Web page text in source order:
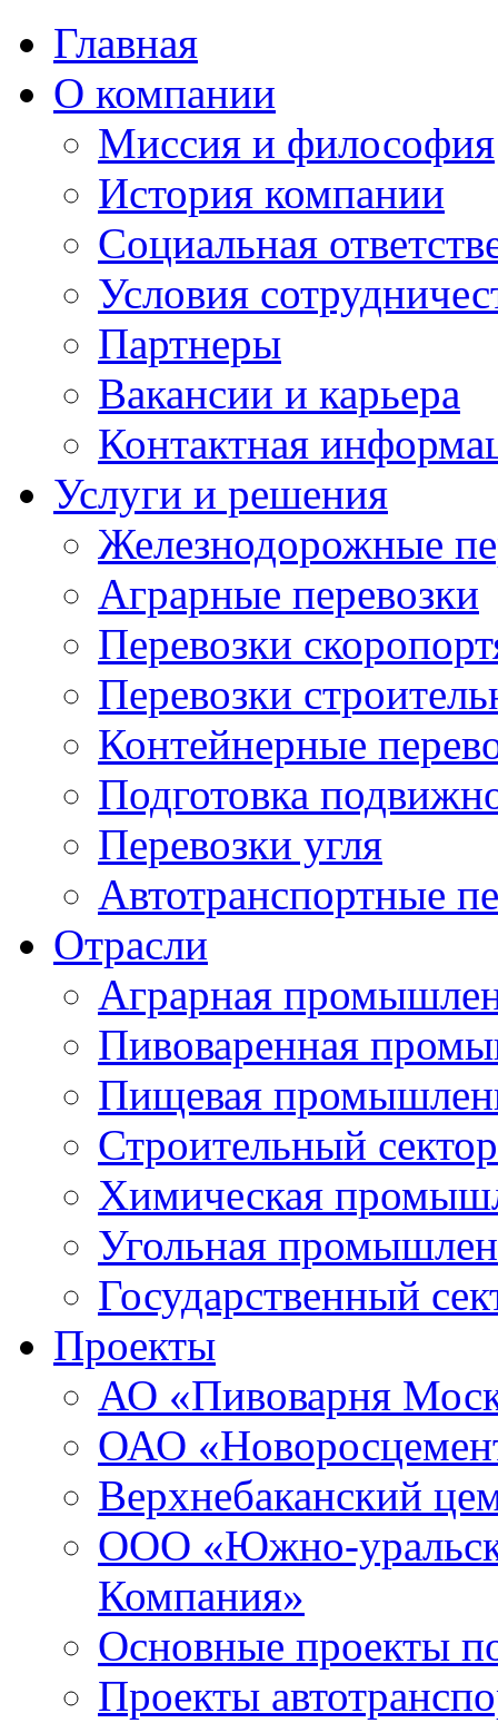
Главная
О компании
Миссия и философия
История компании
Социальная
Условия
Партнеры
Вакансии и карьера
Контактная
Услуги и решения
Железнодорожные
Аграрные перевозки
Перевозки
Перевозки
Контейнерные
Подготовка
Перевозки угля
Автотранспортные
Отрасли
Аграрная
Пивоваренная
Пищевая
Строительный сектор
Химическая
Угольная
Государственный
Проекты
АО «Пивоварня
ОАО
Верхнебаканский
ООО «Южно-
Компания»
Основные проекты
Проекты